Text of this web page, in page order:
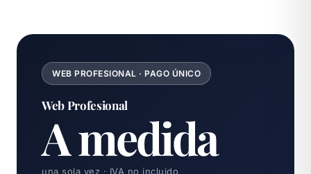
WEB PROFESIONAL · PAGO ÚNICO
Web Profesional
A medida
una sola vez · IVA no incluido